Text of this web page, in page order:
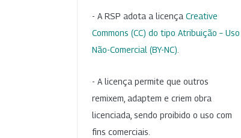
- A RSP adota a licença Creative
Commons (CC) do tipo Atribuição – Uso
Não-Comercial (BY-NC)
- A licença permite que outros
remixem, adaptem e criem obra
licenciada, sendo proibido o uso com
fins comerciais.